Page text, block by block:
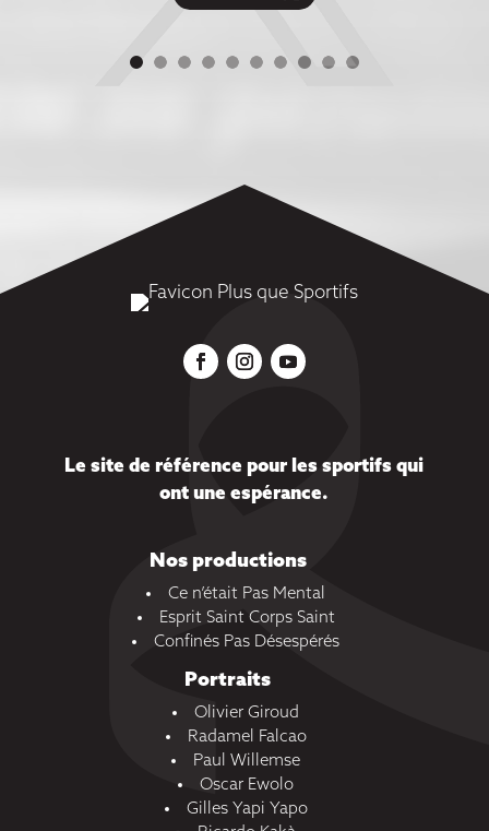
Le site de référence pour les sportifs qui
ont une espérance.
Nos productions
Ce n’était Pas Mental
Esprit Saint Corps Saint
Confinés Pas Désespérés
Portraits
Olivier Giroud
Radamel Falcao
Paul Willemse
Oscar Ewolo
Gilles Yapi Yapo